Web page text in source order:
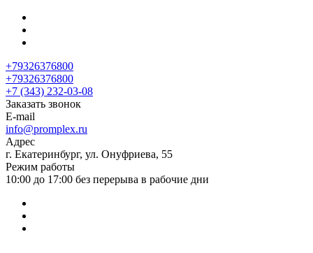
+79326376800
+79326376800
+7 (343) 232-03-08
Заказать звонок
E-mail
info@promplex.ru
Адрес
г. Екатеринбург, ул. Онуфриева, 55
Режим работы
10:00 до 17:00 без перерыва в рабочие дни